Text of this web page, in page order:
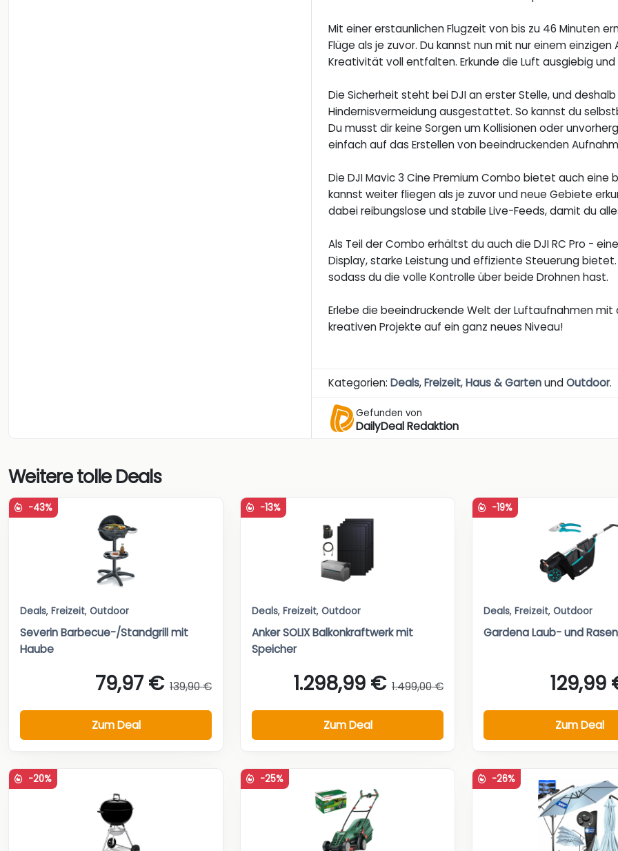
Mit einer erstaunlichen Flugzeit von bis zu 46 Minuten
Flüge als je zuvor. Du kannst nun mit nur einem
Kreativität voll entfalten. Erkunde die Luft ausgiebig
Die Sicherheit steht bei DJI an erster Stelle, und
Hindernisvermeidung ausgestattet. So kannst du
Du musst dir keine Sorgen um Kollisionen oder
einfach auf das Erstellen von beeindruckenden
Die DJI Mavic 3 Cine Premium Combo bietet auch eine
kannst weiter fliegen als je zuvor und neue Gebiete
dabei reibungslose und stabile Live-Feeds, damit du
Als Teil der Combo erhältst du auch die DJI RC Pro -
Display, starke Leistung und effiziente Steuerung
sodass du die volle Kontrolle über beide Drohnen hast.
Erlebe die beeindruckende Welt der Luftaufnahmen
kreativen Projekte auf ein ganz neues Niveau!
Kategorien:Deals,Freizeit,Haus & GartenundOutdoor.
Gefunden von
DailyDeal Redaktion
Weitere tolle Deals
-43%
Deals, Freizeit, Outdoor
Severin Barbecue-/Standgrill mit
Haube
79,97 € 139,90 €
Zum Deal
-13%
Deals, Freizeit, Outdoor
Anker SOLIX Balkonkraftwerk mit
Speicher
1.298,99 € 1.499,00 €
Zum Deal
-19%
Deals, Freizeit, Outdoor
Gardena Laub- und
129,99
Zum Deal
-20% -25% -26%